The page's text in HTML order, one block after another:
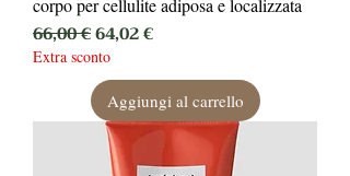
corpo per cellulite adiposa e localizzata
Prezzo regolare
66,00 €Prezzo scontato
64,02 €
Extra sconto
Aggiungi al carrello